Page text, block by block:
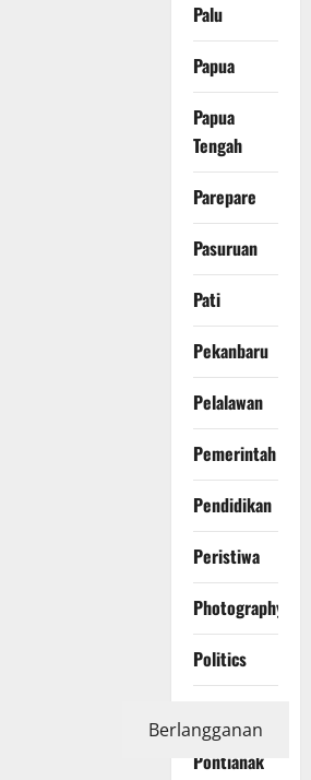
Palu
Papua
Papua
Tengah
Parepare
Pasuruan
Pati
Pekanbaru
Pelalawan
Pemerintah
Pendidikan
Peristiwa
Photography
Politics
Pontianak
Berlangganan